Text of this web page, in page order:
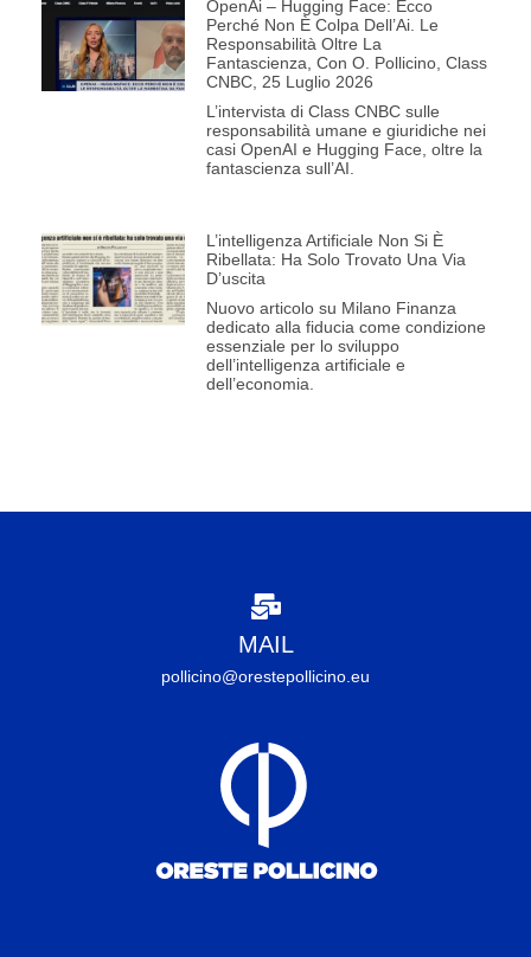
OpenAi – Hugging Face: Ecco
Perché Non È Colpa Dell’Ai. Le
Responsabilità Oltre La
Fantascienza, Con O. Pollicino, Class
CNBC, 25 Luglio 2026
L’intervista di Class CNBC sulle
responsabilità umane e giuridiche nei
casi OpenAI e Hugging Face, oltre la
fantascienza sull’AI.
L’intelligenza Artificiale Non Si È
Ribellata: Ha Solo Trovato Una Via
D’uscita
Nuovo articolo su Milano Finanza
dedicato alla fiducia come condizione
essenziale per lo sviluppo
dell’intelligenza artificiale e
dell’economia.
MAIL
pollicino@orestepollicino.eu